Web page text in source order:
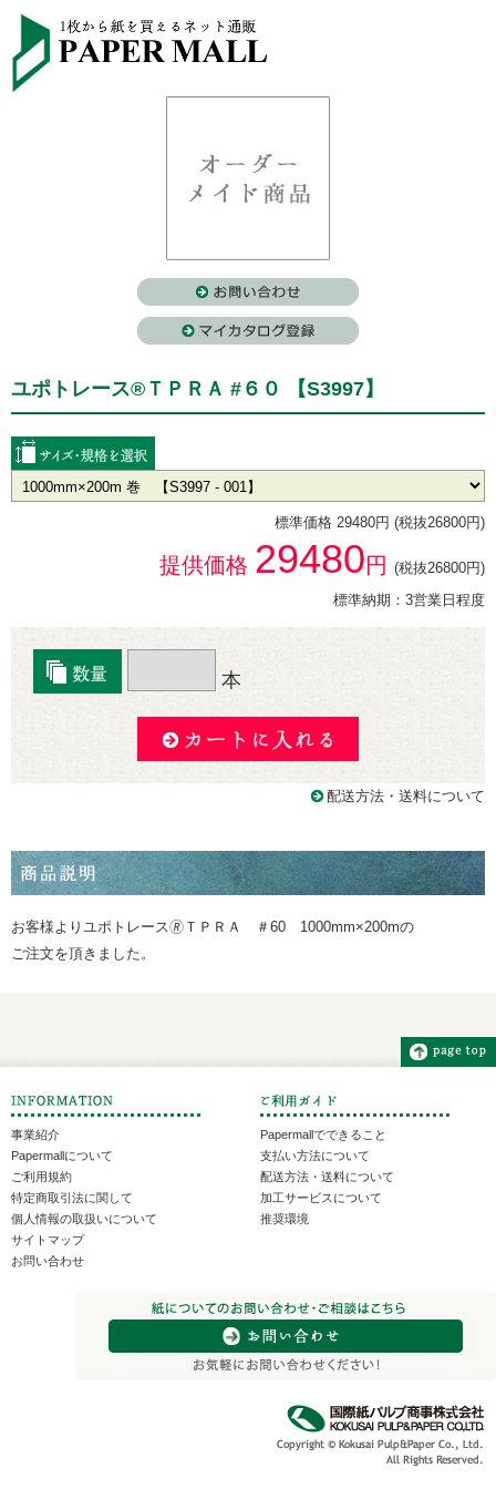
ユポトレース®ＴＰＲＡ #６０ 【S3997】
標準価格 29480円 (税抜26800円)
提供価格 29480円 (税抜26800円)
標準納期：3営業日程度
本
配送方法・送料について
お客様よりユポトレース🄬ＴＰＲＡ ＃60 1000mm×200mの
ご注文を頂きました。
事業紹介
Papermallについて
ご利用規約
特定商取引法に関して
個人情報の取扱いについて
サイトマップ
お問い合わせ
Papermallでできること
支払い方法について
配送方法・送料について
加工サービスについて
推奨環境